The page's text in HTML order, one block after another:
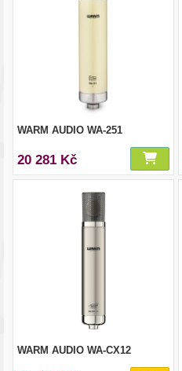
WARM AUDIO WA-251
20 281 Kč
WARM AUDIO WA-CX12